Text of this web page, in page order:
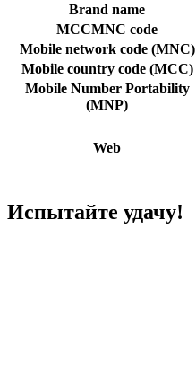
Brand name
MCCMNC code
Mobile network code (MNC)
Mobile country code (MCC)
Mobile Number Portability
(MNP)
Web
Испытайте удачу!